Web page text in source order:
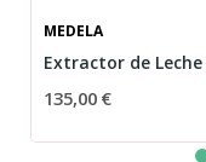
MEDELA
135,00 €